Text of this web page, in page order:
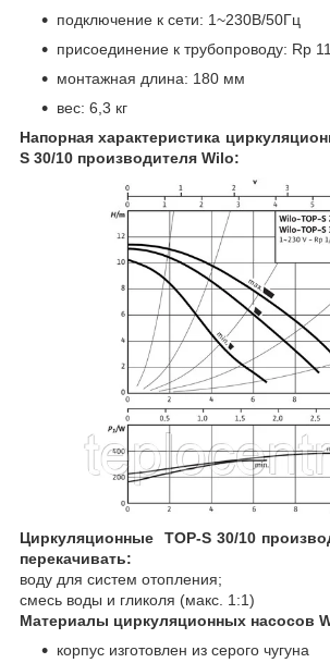
подключение к сети: 1~230В/50Гц
присоединение к трубопроводу: Rp
монтажная длина: 180 мм
вес: 6,3 кг
Напорная характеристика
S 30/10 производителя Wilo:
Циркуляционные TOP-S 30/10
перекачивать:
воду для систем отопления;
смесь воды и гликоля (макс. 1:1)
Материалы циркуляционных насосов
корпус изготовлен из серого чугуна